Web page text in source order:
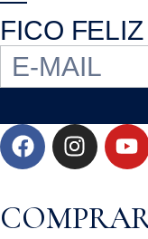
FICO